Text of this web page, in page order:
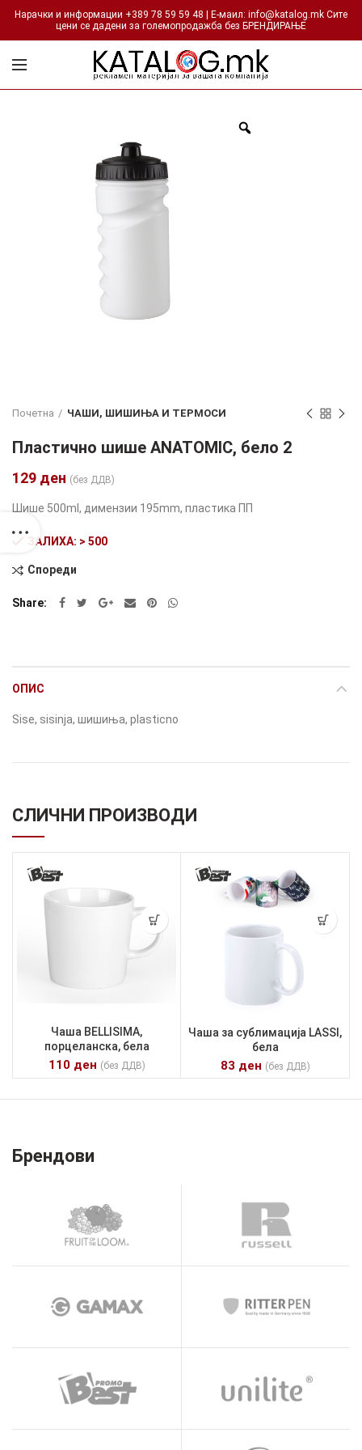
Нарачки и информации +389 78 59 59 48 | Е-маил: info@katalog.mk Сите
цени се дадени за големопродажба без БРЕНДИРАЊЕ
Почетна ЧАШИ, ШИШИЊА И ТЕРМОСИ
Пластично шише ANATOMIC, бело 2
129 ден (без ДДВ)
Шише 500ml, димензии 195mm, пластика ПП
ЗАЛИХА: > 500
Alternative:
Спореди
Share
ОПИС
Sise, sisinja, шишиња, plasticno
СЛИЧНИ ПРОИЗВОДИ
Чаша BELLISIMA,
порцеланска, бела
110 ден (без ДДВ)
Чаша за сублимација LASSI,
бела
83 ден (без ДДВ)
Брендови